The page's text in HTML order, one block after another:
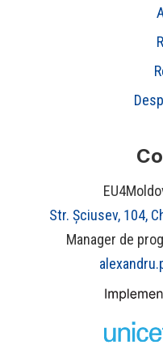
Str. Șciusev, 104,
Manager de